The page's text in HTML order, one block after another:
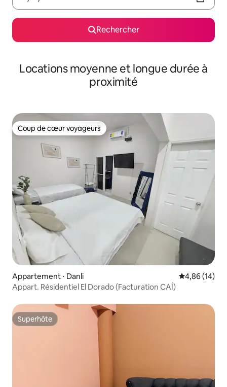
Rechercher
Locations moyenne et longue durée à
proximité
Coup de cœur voyageurs
Coup de cœur voyageurs
Appartement ⋅ Danli Évaluation
4,86 (14)
Appart. Résidentiel El Dorado (Facturation CAÍ)
Superhôte
Superhôte